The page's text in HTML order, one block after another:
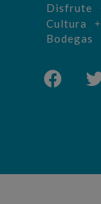
Disfrute
Cultura
Bodegas